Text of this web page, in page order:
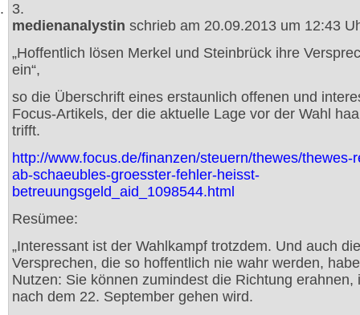
3.
medienanalystin schrieb am 20.09.2013 um 12:43
„Hoffentlich lösen Merkel und Steinbrück ihre
ein“,
so die Überschrift eines erstaunlich offenen und
Focus-Artikels, der die aktuelle Lage vor der Wahl
trifft.
http://www.focus.de/finanzen/steuern/thewes/thewes-
ab-schaeubles-groesster-fehler-heisst-
betreuungsgeld_aid_1098544.html
Resümee:
„Interessant ist der Wahlkampf trotzdem. Und auch die
Versprechen, die so hoffentlich nie wahr werden,
Nutzen: Sie können zumindest die Richtung erahnen,
nach dem 22. September gehen wird.